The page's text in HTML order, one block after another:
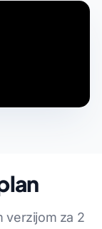
verzijom za 2